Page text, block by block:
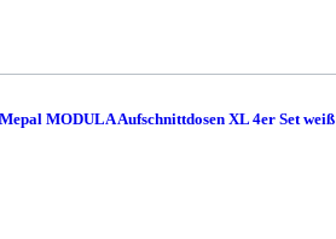
Mepal MODULA Aufschnittdosen XL 4er Set weiß